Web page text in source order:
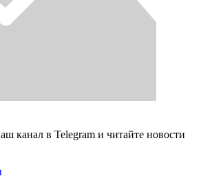
канал в Telegram и читайте новости